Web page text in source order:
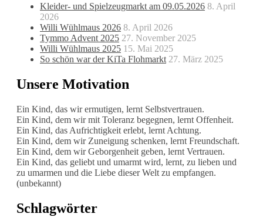
Kleider- und Spielzeugmarkt am 09.05.2026 8. April
2026
Willi Wühlmaus 2026 8. April 2026
Tymmo Advent 2025 27. November 2025
Willi Wühlmaus 2025 15. Mai 2025
So schön war der KiTa Flohmarkt 27. März 2025
Unsere Motivation
Ein Kind, das wir ermutigen, lernt Selbstvertrauen.
Ein Kind, dem wir mit Toleranz begegnen, lernt Offenheit.
Ein Kind, das Aufrichtigkeit erlebt, lernt Achtung.
Ein Kind, dem wir Zuneigung schenken, lernt Freundschaft.
Ein Kind, dem wir Geborgenheit geben, lernt Vertrauen.
Ein Kind, das geliebt und umarmt wird, lernt, zu lieben und
zu umarmen und die Liebe dieser Welt zu empfangen.
(unbekannt)
Schlagwörter